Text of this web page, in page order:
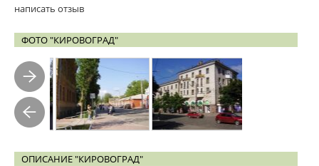
написать отзыв
ФОТО "КИРОВОГРАД"
ОПИСАНИЕ "КИРОВОГРАД"